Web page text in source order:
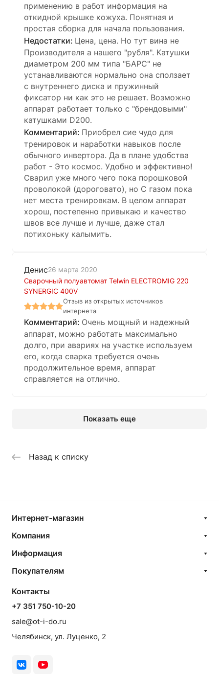
применению в работ информация на
откидной крышке кожуха. Понятная и
простая сборка для начала пользования.
Цена, цена. Но тут вина не
Производителя а нашего "рубля". Катушки
диаметром 200 мм типа "БАРС" не
устанавливаются нормально она сползает
с внутреннего диска и пружинный
фиксатор ни как это не решает. Возможно
аппарат работает только с "брендовыми"
катушками D200.
Приобрел сие чудо для
тренировок и наработки навыков после
обычного инвертора. Да в плане удобства
работ - Это космос. Удобно и эффективно!
Сварил уже много чего пока порошковой
проволокой (дороговато), но С газом пока
нет места тренировкам. В целом аппарат
хорош, постепенно привыкаю и качество
швов все лучше и лучше, даже стал
потихоньку калымить.
Денис26 марта 2020
Сварочный полуавтомат Telwin ELECTROMIG 220
SYNERGIC 400V
Отзыв из открытых источников
интернета
Очень мощный и надежный
аппарат, можно работать максимально
долго, при авариях на участке используем
его, когда сварка требуется очень
продолжительное время, аппарат
справляется на отлично.
Показать еще
Назад к списку
Интернет-магазин
Компания
Информация
Покупателям
Контакты
+7 351 750-10-20
sale@ot-i-do.ru
Челябинск, ул. Луценко, 2